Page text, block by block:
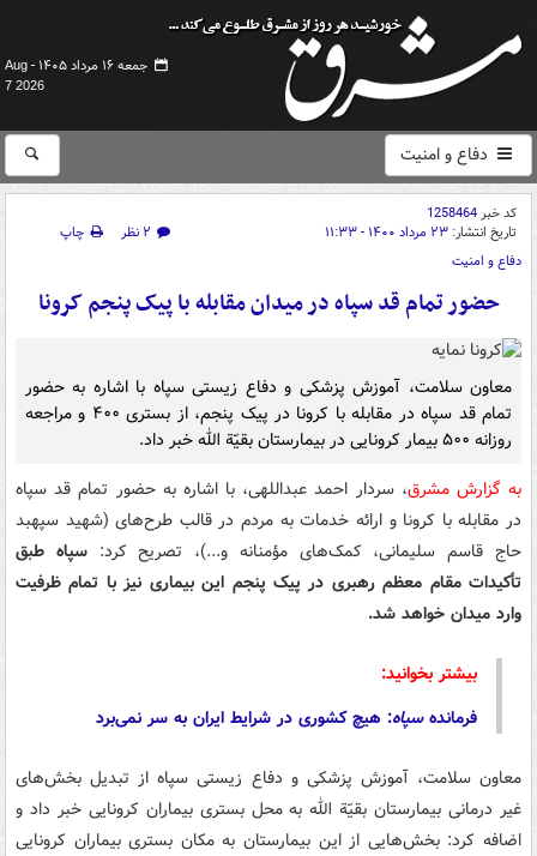
جمعه ۱۶ مرداد ۱۴۰۵ -
Aug
7 2026
دفاع و امنیت
کد خبر1258464
تاریخ انتشار: ۲۳ مرداد ۱۴۰۰ - ۱۱:۳۳ ۲ نظر
چاپ
دفاع و امنیت
حضور تمام قد سپاه در میدان مقابله با پیک پنجم کرونا
معاون سلامت، آموزش پزشکی و دفاع زیستی سپاه با اشاره به حضور
تمام قد سپاه در مقابله با کرونا در پیک پنجم، از بستری ۴۰۰ و مراجعه
روزانه ۵۰۰ بیمار کرونایی در بیمارستان بقیّة الله خبر داد.
به گزارش مشرق، سردار احمد عبداللهی، با اشاره به حضور تمام قد سپاه
در مقابله با کرونا و ارائه خدمات به مردم در قالب طرح‌های (شهید سپهبد
حاج قاسم سلیمانی، کمک‌های مؤمنانه و...)، تصریح کرد:سپاه طبق
تأکیدات مقام معظم رهبری در پیک پنجم این بیماری نیز با تمام ظرفیت
وارد میدان خواهد شد.
بیشتر بخوانید:
فرماندهسپاه: هیچ کشوری در شرایط ایران به سر نمی‌برد
معاون سلامت، آموزش پزشکی و دفاع زیستی سپاه از تبدیل بخش‌های
غیر درمانی بیمارستان بقیّة الله به محل بستری بیماران کرونایی خبر داد و
اضافه کرد: بخش‌هایی از این بیمارستان به مکان بستری بیماران کرونایی